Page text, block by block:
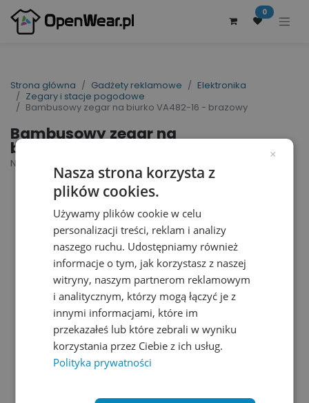
0
Strona główna Gadżety reklamowe
Elektronika
Zegary i stacje pogodowe
Bambusowy zegar na biurko VA482-16 - brazowy
Bambusowy zegar na
biurko VA482-16 - brazowy
Nr artykułu dostawcy: VA482-16 | ID : 38296
×
Nasza strona korzysta z
plików cookies.
Używamy plików cookie w celu
personalizacji treści, reklam i analizy
naszego ruchu. Udostępniamy również
informacje o tym, jak korzystasz z naszej
witryny, naszym partnerom reklamowym
i analitycznym, którzy mogą łączyć je z
innymi informacjami, które im
przekazałeś lub które zebrali w wyniku
korzystania przez Ciebie z ich usług.
Polityka prywatności